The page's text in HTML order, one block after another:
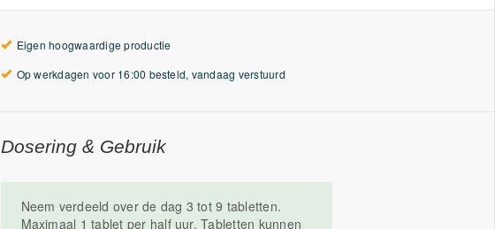
Eigen hoogwaardige productie
Op werkdagen voor 16:00 besteld, vandaag verstuurd
Dosering & Gebruik
Neem verdeeld over de dag 3 tot 9 tabletten.
Maximaal 1 tablet per half uur. Tabletten kunnen